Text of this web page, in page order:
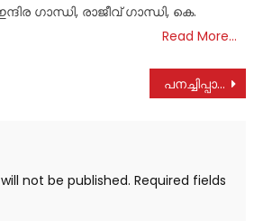
ഗാന്ധി, രാജീവ് ഗാന്ധി, കെ.
Read More…
പനച്ചിപ്പാറ പുത്തൻവീട്ടിൽ ഗോപി പി കെ നിര്യാതനായി
not be published. Required fields